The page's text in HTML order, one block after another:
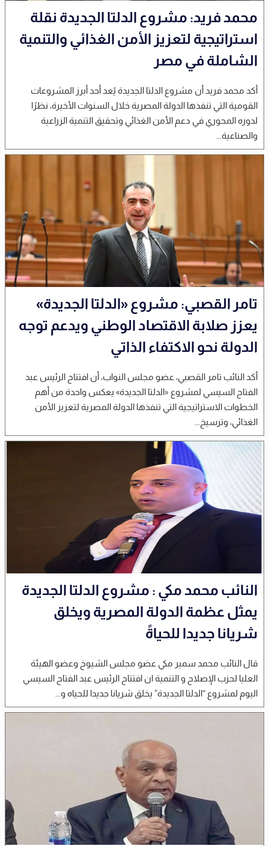
محمد فريد: مشروع الدلتا الجديدة نقلة
استراتيجية لتعزيز الأمن الغذائي والتنمية
الشاملة في مصر
أكد محمد فريد أن مشروع الدلتا الجديدة يُعد أحد أبرز المشروعات
القومية التي تنفذها الدولة المصرية خلال السنوات الأخيرة، نظرًا
لدوره المحوري في دعم الأمن الغذائي وتحقيق التنمية الزراعية
والصناعية...
تامر القصبي: مشروع «الدلتا الجديدة»
يعزز صلابة الاقتصاد الوطني ويدعم توجه
الدولة نحو الاكتفاء الذاتي
أكد النائب تامر القصبي، عضو مجلس النواب، أن افتتاح الرئيس عبد
الفتاح السيسي لمشروع «الدلتا الجديدة» يعكس واحدة من أهم
الخطوات الاستراتيجية التي تنفذها الدولة المصرية لتعزيز الأمن
الغذائي، وترسيخ...
النائب محمد مكي : مشروع الدلتا الجديدة
يمثل عظمة الدولة المصرية ويخلق
شريانا جديدا للحياةً
قال النائب محمد سمير مكي عضو مجلس الشيوخ وعضو الهيئة
العليا لحزب الإصلاح و التنمية ان افتتاح الرئيس عبد الفتاح السيسي
اليوم لمشروع “الدلتا الجديدة” يخلق شريانا جديدا للحياه و...